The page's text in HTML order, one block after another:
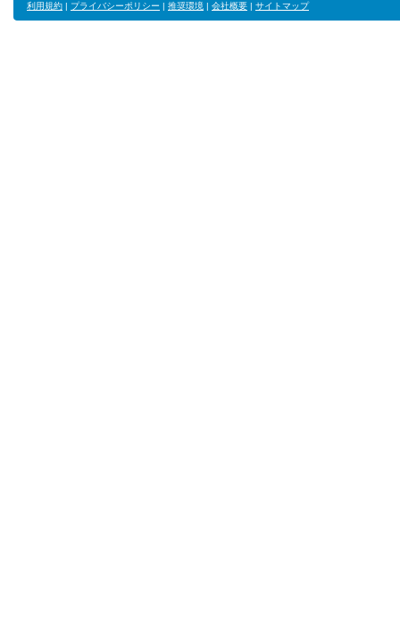
利用規約 | プライバシーポリシー | 推奨環境 | 会社概要 | サイトマップ